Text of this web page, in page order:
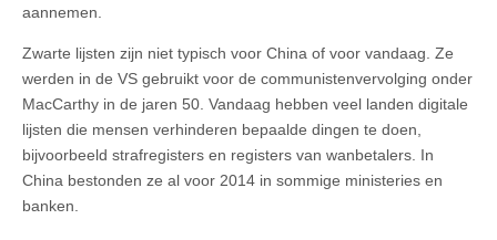
aannemen.
Zwarte lijsten zijn niet typisch voor China of voor vandaag. Ze
werden in de VS gebruikt voor de communistenvervolging onder
MacCarthy in de jaren 50. Vandaag hebben veel landen digitale
lijsten die mensen verhinderen bepaalde dingen te doen,
bijvoorbeeld strafregisters en registers van wanbetalers. In
China bestonden ze al voor 2014 in sommige ministeries en
banken.